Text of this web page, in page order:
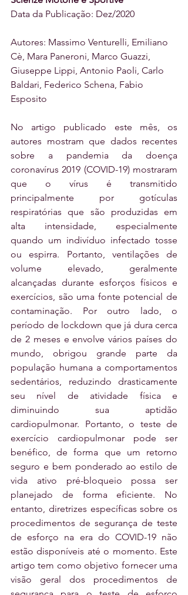
Data da Publicação: Dez/2020
Autores: Massimo Venturelli, Emiliano
Cè, Mara Paneroni, Marco Guazzi,
Giuseppe Lippi, Antonio Paoli, Carlo
Baldari, Federico Schena, Fabio
Esposito
No artigo publicado este mês, os
autores mostram que dados recentes
sobre a pandemia da doença
coronavírus 2019 (COVID-19) mostraram
que o vírus é transmitido
principalmente por gotículas
respiratórias que são produzidas em
alta intensidade, especialmente
quando um indivíduo infectado tosse
ou espirra. Portanto, ventilações de
volume elevado, geralmente
alcançadas durante esforços físicos e
exercícios, são uma fonte potencial de
contaminação. Por outro lado, o
período de lockdown que já dura cerca
de 2 meses e envolve vários países do
mundo, obrigou grande parte da
população humana a comportamentos
sedentários, reduzindo drasticamente
seu nível de atividade física e
diminuindo sua aptidão
cardiopulmonar. Portanto, o teste de
exercício cardiopulmonar pode ser
benéfico, de forma que um retorno
seguro e bem ponderado ao estilo de
vida ativo pré-bloqueio possa ser
planejado de forma eficiente. No
entanto, diretrizes específicas sobre os
procedimentos de segurança de teste
de esforço na era do COVID-19 não
estão disponíveis até o momento. Este
artigo tem como objetivo fornecer uma
visão geral dos procedimentos de